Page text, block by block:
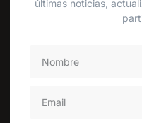
últimas noticias,